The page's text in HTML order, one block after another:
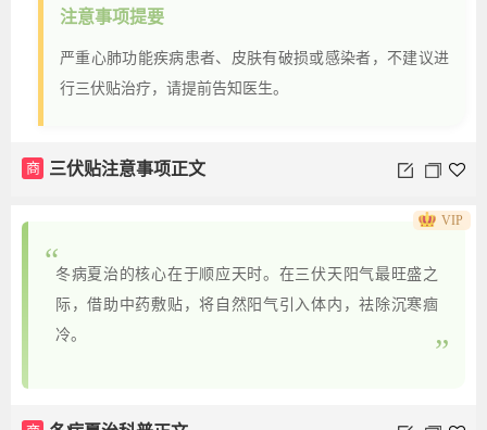
注意事项提要
严重心肺功能疾病患者、皮肤有破损或感染者，不建议进
行三伏贴治疗，请提前告知医生。
商 三伏贴注意事项正文
“冬病夏治的核心在于顺应天时。在三伏天阳气最旺盛之
际，借助中药敷贴，将自然阳气引入体内，祛除沉寒痼
冷。
”
VIP